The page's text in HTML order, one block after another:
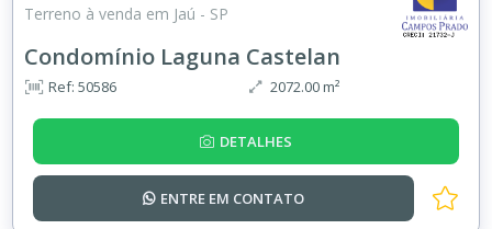
Terreno à venda em Jaú - SP
Condomínio Laguna Castelan
Ref: 50586 2072.00 m²
DETALHES
ENTRE EM CONTATO